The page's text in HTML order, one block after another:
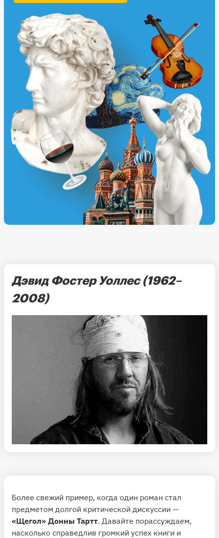
Дэвид Фостер Уоллес (1962–
2008)
Более свежий пример, когда один роман стал
предметом долгой критической дискуссии —
«Щегол» Донны Тартт. Давайте порассуждаем,
насколько справедлив громкий успех книги и